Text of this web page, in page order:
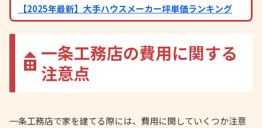
【2025年最新】大手ハウスメーカー坪単価ランキング
一条工務店の費用に関する
注意点
一条工務店で家を建てる際には、費用に関していくつか注意